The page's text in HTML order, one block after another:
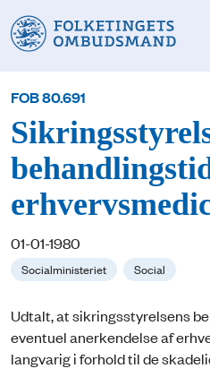
FOB 80.691
01-01-1980
Socialministeriet Social
Udtalt, at sikringsstyrelsens
eventuel anerkendelse af
langvarig i forhold til de